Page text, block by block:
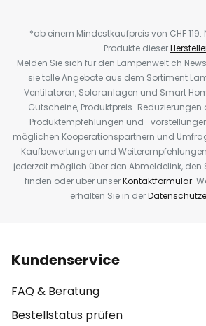
*ab einem Mindestkaufpreis von CHF
Produkte dieser
Melden Sie sich für den Lampenwelt.ch
sie tolle Angebote aus dem Sortiment
Ventilatoren, Solaranlagen und Smart
Gutscheine, Produktpreis-Reduzierungen
Produktempfehlungen und -
möglichen Kooperationspartnern und
Kaufbewertungen und
jederzeit möglich über den Abmeldelink, den
finden oder über unserKontaktformular.
erhalten Sie in der
Kundenservice
FAQ & Beratung
Bestellstatus prüfen